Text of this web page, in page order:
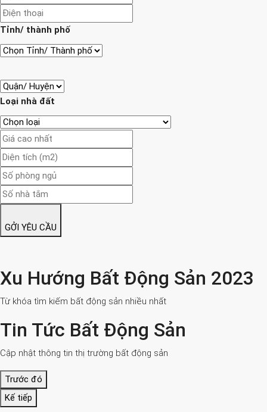
Tỉnh/ thành phố
Loại nhà đất
GỞI YÊU CẦU
Xu Hướng Bất Động Sản 2023
Từ khóa tìm kiếm bất động sản nhiều nhất
Tin Tức Bất Động Sản
Cập nhật thông tin thị trường bất động sản
Trước đó
Kế tiếp